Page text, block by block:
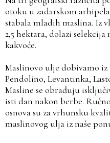
otoku u zadarskom
stabala mladih maslina. Iz
2,5 hektara, dolazi
kakvoće.
Maslinovo ulje dobivamo
Pendolino, Levantinka,
Masline se obrađuju
isti dan nakon berbe.
osnova su za vrhunsku
maslinovog ulja iz naše